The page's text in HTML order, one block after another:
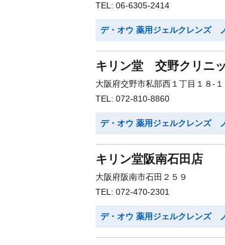
TEL: 06-6305-2414
デ・オウ 薬用ジェルクレンズ
キリン堂 交野クリニ
大阪府交野市私部西１丁目１８-１
TEL: 072-810-8860
デ・オウ 薬用ジェルクレンズ
キリン堂阪南石田店
大阪府阪南市石田２５９
TEL: 072-470-2301
デ・オウ 薬用ジェルクレンズ